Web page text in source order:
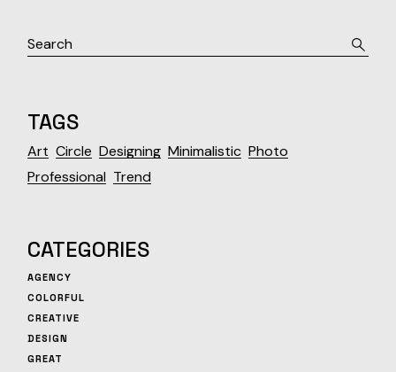
TAGS
Art Circle Designing Minimalistic Photo
Professional Trend
CATEGORIES
AGENCY
COLORFUL
CREATIVE
DESIGN
GREAT